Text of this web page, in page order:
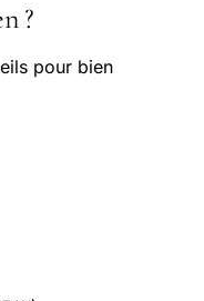
?
pour bien